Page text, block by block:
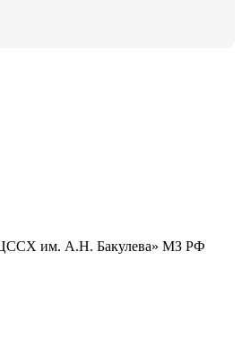
им. А.Н. Бакулева» МЗ РФ